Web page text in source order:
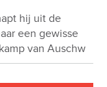
hij uit de
een gewisse
van Auschw